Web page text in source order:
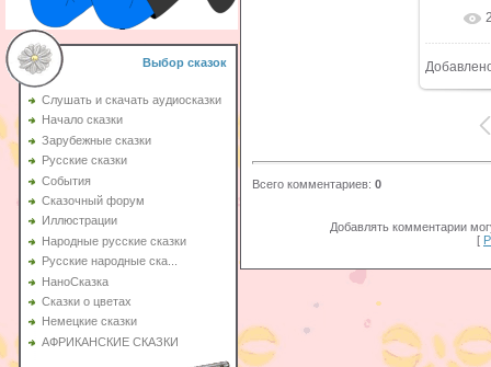
Выбор сказок
Слушать и скачать аудиосказки
Начало сказки
Зарубежные сказки
Русские сказки
События
Сказочный форум
Иллюстрации
Народные русские сказки
Русские народные ска...
НаноСказка
Сказки о цветах
Немецкие сказки
АФРИКАНСКИЕ СКАЗКИ
Всего комментариев: 0
Добавлять комментарии
[